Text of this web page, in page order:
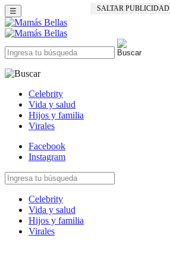
SALTAR PUBLICIDAD
☰
Celebrity
Vida y salud
Hijos y familia
Virales
Facebook
Instagram
Celebrity
Vida y salud
Hijos y familia
Virales